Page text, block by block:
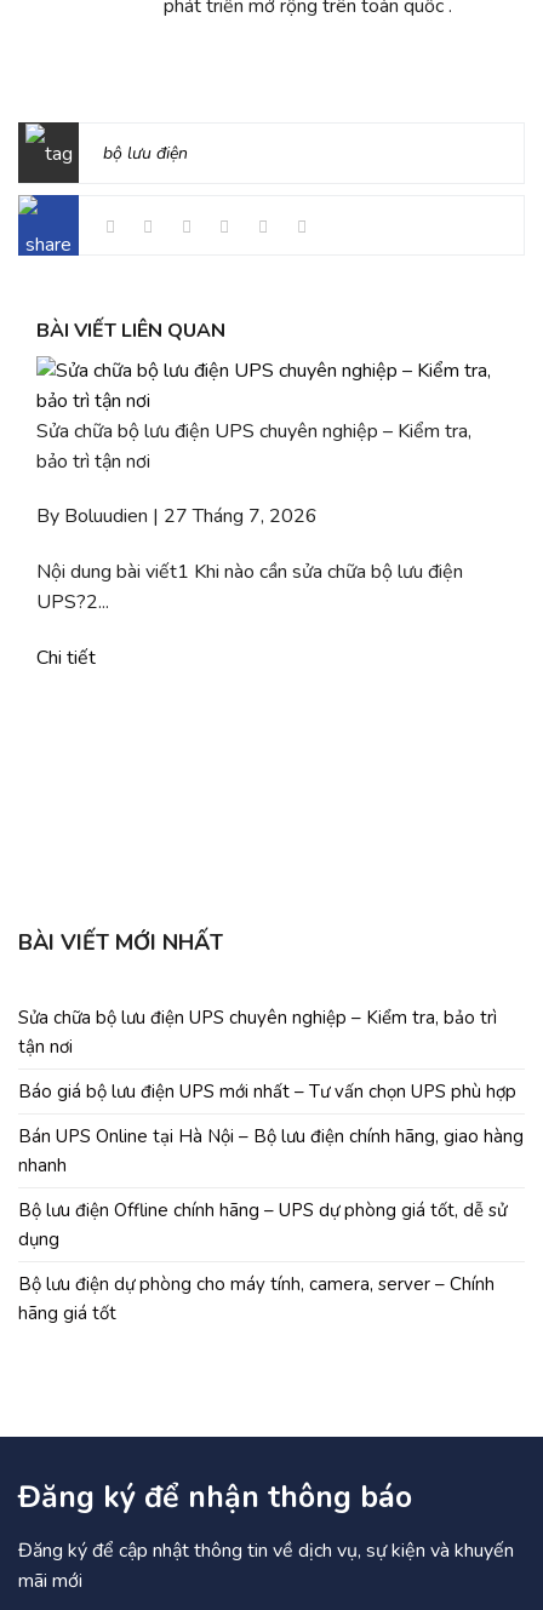
phát triển mở rộng trên toàn quốc .
bộ lưu điện
BÀI VIẾT LIÊN QUAN
Sửa chữa bộ lưu điện UPS chuyên nghiệp – Kiểm tra,
bảo trì tận nơi
By Boluudien | 27 Tháng 7, 2026
Nội dung bài viết1 Khi nào cần sửa chữa bộ lưu điện
UPS?2...
Chi tiết
BÀI VIẾT MỚI NHẤT
Sửa chữa bộ lưu điện UPS chuyên nghiệp – Kiểm tra, bảo trì
tận nơi
Báo giá bộ lưu điện UPS mới nhất – Tư vấn chọn UPS phù hợp
Bán UPS Online tại Hà Nội – Bộ lưu điện chính hãng, giao hàng
nhanh
Bộ lưu điện Offline chính hãng – UPS dự phòng giá tốt, dễ sử
dụng
Bộ lưu điện dự phòng cho máy tính, camera, server – Chính
hãng giá tốt
Đăng ký để nhận thông báo
Đăng ký để cập nhật thông tin về dịch vụ, sự kiện và khuyến
mãi mới